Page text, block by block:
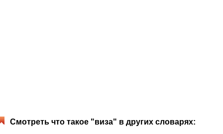
Смотреть что такое "виза" в других словарях: